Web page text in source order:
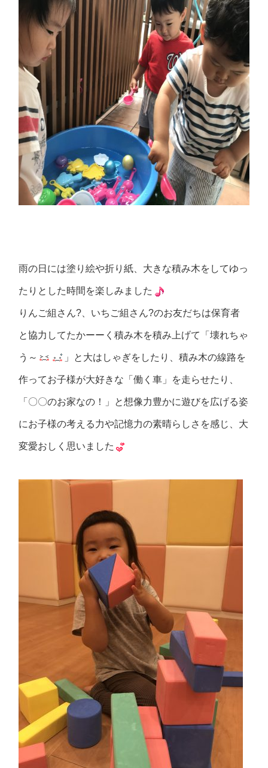
雨の日には塗り絵や折り紙、大きな積み木をしてゆっ
たりとした時間を楽しみました
りんご組さん?、いちご組さん?のお友だちは保育者
と協力してたかーーく積み木を積み上げて「壊れちゃ
う～ 」と大はしゃぎをしたり、積み木の線路を
作ってお子様が大好きな「働く車」を走らせたり、
「〇〇のお家なの！」と想像力豊かに遊びを広げる姿
にお子様の考える力や記憶力の素晴らしさを感じ、大
変愛おしく思いました